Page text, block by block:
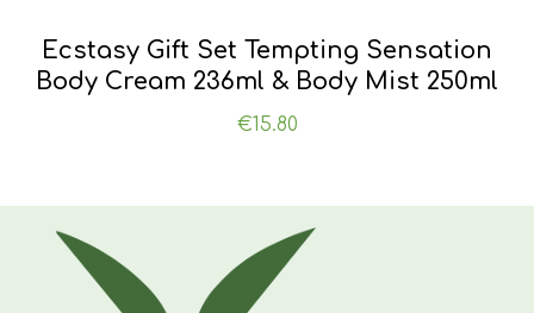
Ecstasy Gift Set Tempting Sensation
Body Cream 236ml & Body Mist 250ml
€15.80